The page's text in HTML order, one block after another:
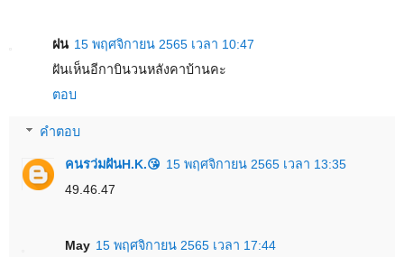
ฝน 15 พฤศจิกายน 2565 เวลา 10:47
ฝันเห็นอีกาบินวนหลังคาบ้านคะ
ตอบ
คำตอบ
คนรว่มฝันH.K.😘 15 พฤศจิกายน 2565 เวลา 13:35
49.46.47
May 15 พฤศจิกายน 2565 เวลา 17:44